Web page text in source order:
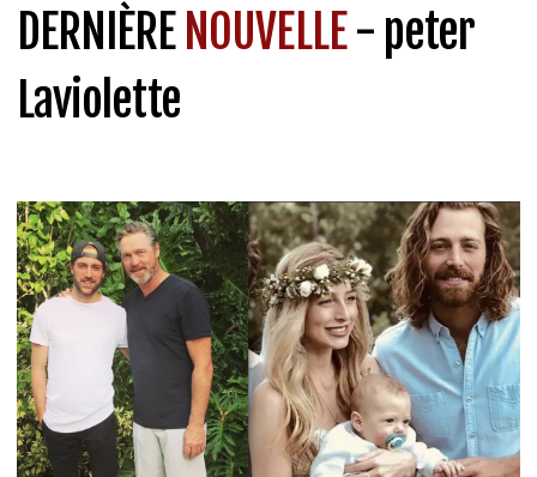
DERNIÈRENOUVELLE- peter
Laviolette